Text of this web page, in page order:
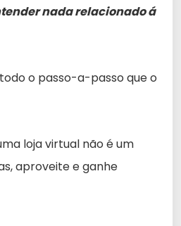
nada relacionado á
o passo-a-passo que o
loja virtual não é um
aproveite e ganhe